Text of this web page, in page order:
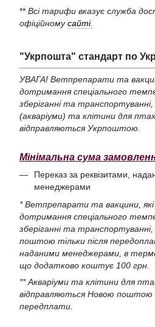
** Всі тарифи вказує служба
офіційномусайті.
"Укрпошта" стандарт по
УВАГА! Ветпрепарати та
дотримання спеціального
зберіганні та транспортуванні,
(акваріуми) та клітини для
відправляються Укрпоштою.
Мінімальна сума
Переказ за реквізитами,
менеджерами
* Ветпрепарати та вакцини,
дотримання спеціального
зберіганні та
поштою тільки після
наданими менеджерами, в
що додатково коштує 100 грн.
** Акваріуми та клітини для
відправляються Новою поштою
передплати.